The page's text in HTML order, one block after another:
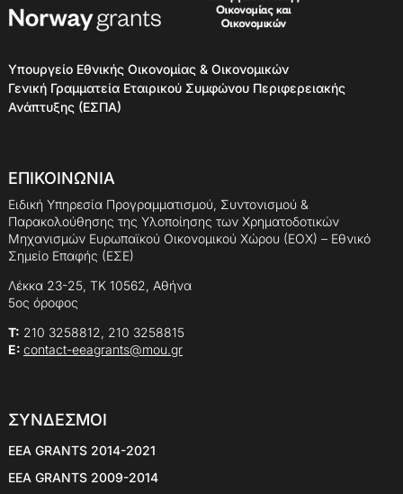
Υπουργείο Εθνικής Οικονομίας & Οικονομικών
Γενική Γραμματεία Εταιρικού Συμφώνου Περιφερειακής
Ανάπτυξης (ΕΣΠΑ)
ΕΠΙΚΟΙΝΩΝΙΑ
Ειδική Υπηρεσία Προγραμματισμού, Συντονισμού &
Παρακολούθησης της Υλοποίησης των Χρηματοδοτικών
Μηχανισμών Ευρωπαϊκού Οικονομικού Χώρου (ΕΟΧ) – Εθνικό
Σημείο Επαφής (ΕΣΕ)
Λέκκα 23-25, ΤΚ 10562, Αθήνα
5ος όροφος
Τ: 210 3258812, 210 3258815
E: contact-eeagrants@mou.gr
ΣΥΝΔΕΣΜΟΙ
EEA GRANTS 2014-2021
EEA GRANTS 2009-2014